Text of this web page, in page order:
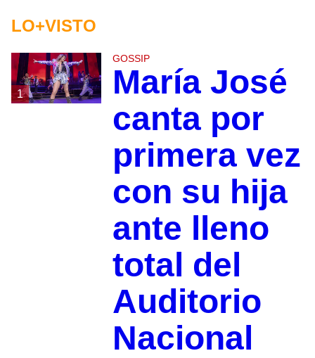
LO+VISTO
1
GOSSIP
María José
canta por
primera vez
con su hija
ante lleno
total del
Auditorio
Nacional